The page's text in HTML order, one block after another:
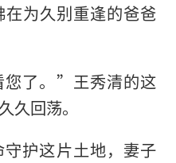
为久别重逢的爸爸
您了。”王秀清的这
久回荡。
护这片土地，妻子